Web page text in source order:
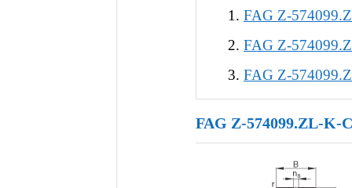
FAG Z-
FAG Z-
FAG Z-
FAG Z-574099.ZL-K-